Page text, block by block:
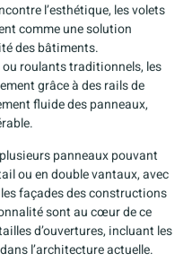
l’esthétique, les volets
comme une solution
des bâtiments.
roulants traditionnels, les
grâce à des rails de
fluide des panneaux,
panneaux pouvant
ou en double vantaux, avec
façades des constructions
sont au cœur de ce
d’ouvertures, incluant les
l’architecture actuelle.